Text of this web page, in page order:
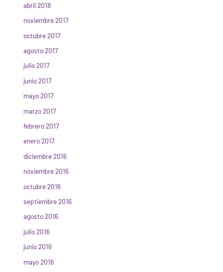
abril 2018
noviembre 2017
octubre 2017
agosto 2017
julio 2017
junio 2017
mayo 2017
marzo 2017
febrero 2017
enero 2017
diciembre 2016
noviembre 2016
octubre 2016
septiembre 2016
agosto 2016
julio 2016
junio 2016
mayo 2016